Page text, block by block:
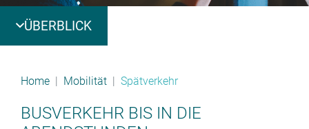
ÜBERBLICK
Home Mobilität Spätverkehr
BUSVERKEHR BIS IN DIE